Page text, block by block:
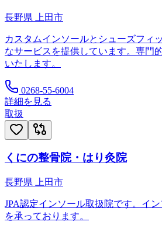
長野県 上田市
カスタムインソールとシューズフィ
なサービスを提供しています。専門
いたします。
0268-55-6004
詳細を見る
取扱
くにの整骨院・はり灸院
長野県 上田市
JPA認定インソール取扱院です。イ
を承っております。